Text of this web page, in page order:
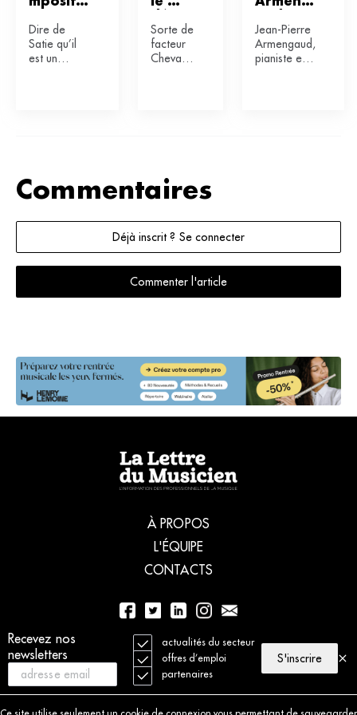
Recevez nos
newsletters
actualités du secteur
offres d’emploi
partenaires
S'inscrire
Dire de
Satie qu’il
est un
struct
eur
Sorte de
facteur
Cheval
«Satie
nous
déstabil
Jean-Pierre
Armengaud,
pianiste est
Commentaires
Déjà inscrit ? Se connecter
Commenter l'article
À PROPOS
L'ÉQUIPE
CONTACTS
01 56 77 04 00
© 2021 La Lettre du Musicien. Tous droits réservés